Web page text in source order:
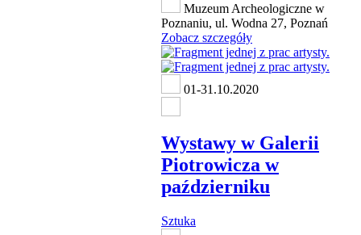
Muzeum Archeologiczne w
Poznaniu, ul. Wodna 27, Poznań
Zobacz szczegóły
01-31.10.2020
Wystawy w Galerii
Piotrowicza w
październiku
Sztuka